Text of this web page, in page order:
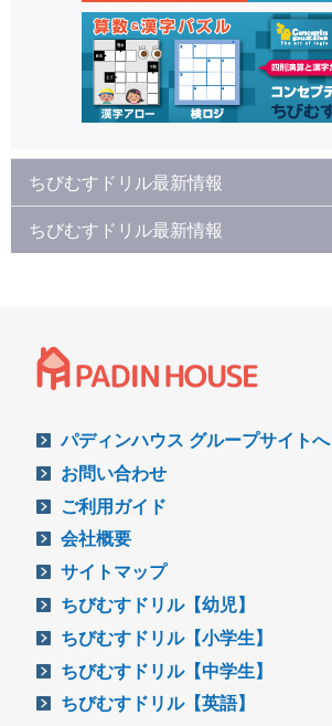
ちびむすドリル最新情報
ちびむすドリル最新情報
パディンハウス グループサイトへ
お問い合わせ
ご利用ガイド
会社概要
サイトマップ
ちびむすドリル【幼児】
ちびむすドリル【小学生】
ちびむすドリル【中学生】
ちびむすドリル【英語】